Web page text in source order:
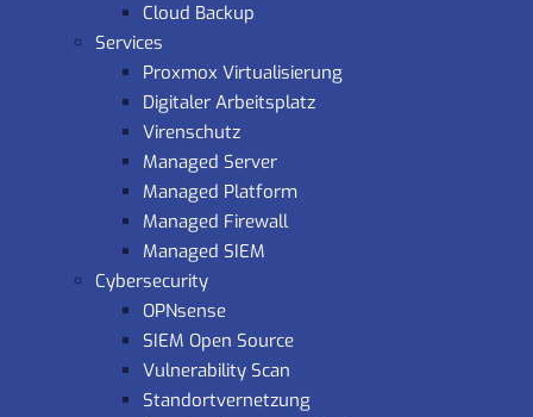
Cloud Backup
Services
Proxmox Virtualisierung
Digitaler Arbeitsplatz
Virenschutz
Managed Server
Managed Platform
Managed Firewall
Managed SIEM
Cybersecurity
OPNsense
SIEM Open Source
Vulnerability Scan
Standortvernetzung